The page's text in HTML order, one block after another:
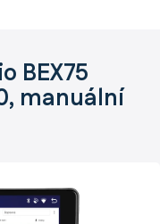
BEX75
manuální